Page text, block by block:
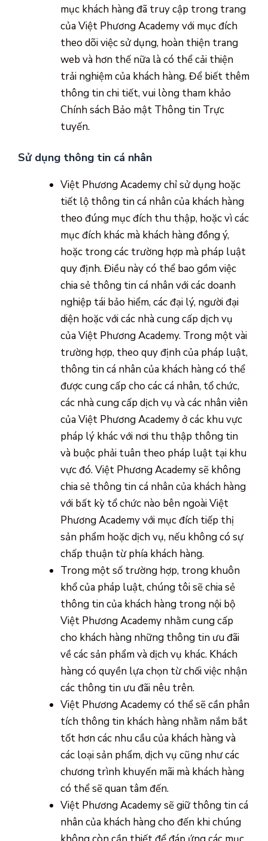
mục khách hàng đã truy cập trong trang
của Việt Phương Academy với mục đích
theo dõi việc sử dụng, hoàn thiện trang
web và hơn thế nữa là có thể cải thiện
trải nghiệm của khách hàng. Để biết thêm
thông tin chi tiết, vui lòng tham khảo
Chính sách Bảo mật Thông tin Trực
tuyến.
Sử dụng thông tin cá nhân
Việt Phương Academy chỉ sử dụng hoặc
tiết lộ thông tin cá nhân của khách hàng
theo đúng mục đích thu thập, hoặc vì các
mục đích khác mà khách hàng đồng ý,
hoặc trong các trường hợp mà pháp luật
quy định. Điều này có thể bao gồm việc
chia sẻ thông tin cá nhân với các doanh
nghiệp tái bảo hiểm, các đại lý, người đại
diện hoặc với các nhà cung cấp dịch vụ
của Việt Phương Academy. Trong một vài
trường hợp, theo quy định của pháp luật,
thông tin cá nhân của khách hàng có thể
được cung cấp cho các cá nhân, tổ chức,
các nhà cung cấp dịch vụ và các nhân viên
của Việt Phương Academy ở các khu vực
pháp lý khác với nơi thu thập thông tin
và buộc phải tuân theo pháp luật tại khu
vực đó. Việt Phương Academy sẽ không
chia sẻ thông tin cá nhân của khách hàng
với bất kỳ tổ chức nào bên ngoài Việt
Phương Academy với mục đích tiếp thị
sản phẩm hoặc dịch vụ, nếu không có sự
chấp thuận từ phía khách hàng.
Trong một số trường hợp, trong khuôn
khổ của pháp luật, chúng tôi sẽ chia sẻ
thông tin của khách hàng trong nội bộ
Việt Phương Academy nhằm cung cấp
cho khách hàng những thông tin ưu đãi
về các sản phẩm và dịch vụ khác. Khách
hàng có quyền lựa chọn từ chối việc nhận
các thông tin ưu đãi nêu trên.
Việt Phương Academy có thể sẽ cần phân
tích thông tin khách hàng nhằm nắm bắt
tốt hơn các nhu cầu của khách hàng và
các loại sản phẩm, dịch vụ cũng như các
chương trình khuyến mãi mà khách hàng
có thể sẽ quan tâm đến.
Việt Phương Academy sẽ giữ thông tin cá
nhân của khách hàng cho đến khi chúng